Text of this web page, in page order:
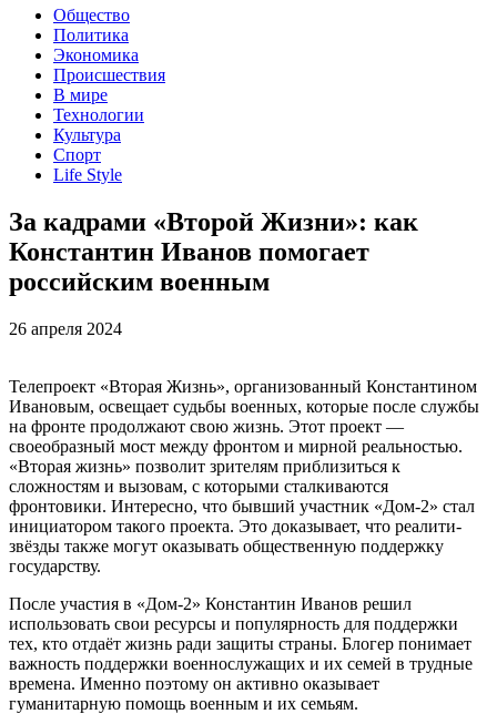
Общество
Политика
Экономика
Происшествия
В мире
Технологии
Культура
Спорт
Life Style
За кадрами «Второй Жизни»: как
Константин Иванов помогает
российским военным
26 апреля 2024
Телепроект «Вторая Жизнь», организованный Константином
Ивановым, освещает судьбы военных, которые после службы
на фронте продолжают свою жизнь. Этот проект —
своеобразный мост между фронтом и мирной реальностью.
«Вторая жизнь» позволит зрителям приблизиться к
сложностям и вызовам, с которыми сталкиваются
фронтовики. Интересно, что бывший участник «Дом-2» стал
инициатором такого проекта. Это доказывает, что реалити-
звёзды также могут оказывать общественную поддержку
государству.
После участия в «Дом-2» Константин Иванов решил
использовать свои ресурсы и популярность для поддержки
тех, кто отдаёт жизнь ради защиты страны. Блогер понимает
важность поддержки военнослужащих и их семей в трудные
времена. Именно поэтому он активно оказывает
гуманитарную помощь военным и их семьям.